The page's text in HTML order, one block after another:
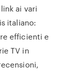
ai vari
italiano:
efficienti e
TV in